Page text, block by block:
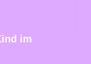
im